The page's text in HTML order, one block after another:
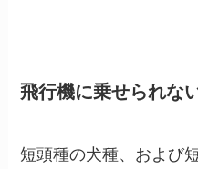
飛行機に乗せられな
短頭種の犬種、および